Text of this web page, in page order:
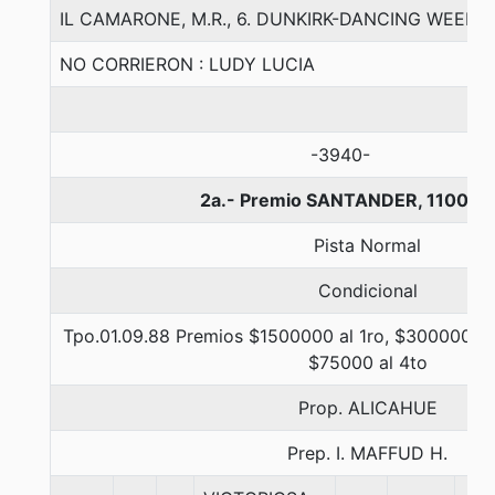
IL CAMARONE, M.R., 6. DUNKIRK-DANCING
NO CORRIERON : LUDY LUCIA
-3940-
2a.- Premio SANTANDER, 1100
Pista Normal
Condicional
Tpo.01.09.88 Premios $1500000 al 1ro, $300000
$75000 al 4to
Prop. ALICAHUE
Prep. I. MAFFUD H.